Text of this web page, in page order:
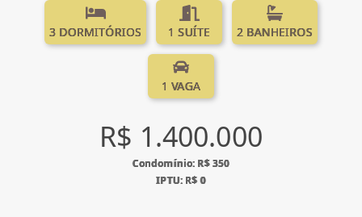
3 DORMITÓRIOS 1 SUÍTE 2 BANHEIROS
1 VAGA
R$ 1.400.000
Condomínio: R$ 350
IPTU: R$ 0